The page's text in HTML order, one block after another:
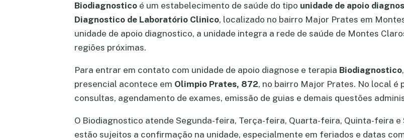
Biodiagnostico é um estabelecimento de saúde do tipo unidade de apoio
Diagnostico de Laboratório Clinico, localizado no bairro Major Prates em
unidade de apoio diagnostico, a unidade integra a rede de saúde de Montes
regiões próximas.
Para entrar em contato com unidade de apoio diagnose e terapia Biodiagnostico
presencial acontece em Olimpio Prates, 872, no bairro Major Prates. No local
consultas, agendamento de exames, emissão de guias e demais questões
O Biodiagnostico atende Segunda-feira, Terça-feira, Quarta-feira, Quinta-feira e
estão sujeitos a confirmação na unidade, especialmente em feriados e datas